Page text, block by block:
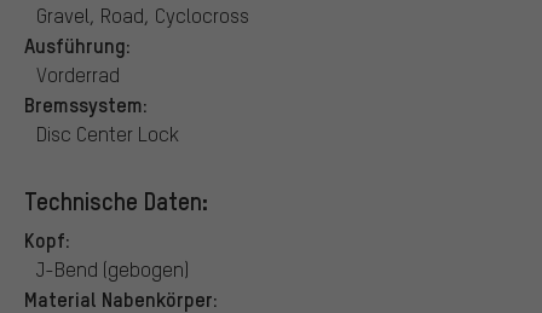
Gravel, Road, Cyclocross
Ausführung:
Vorderrad
Bremssystem:
Disc Center Lock
Technische Daten:
Kopf:
J-Bend (gebogen)
Material Nabenkörper: